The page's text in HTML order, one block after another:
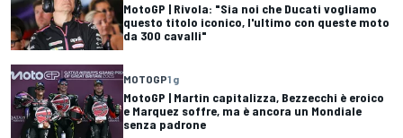
MotoGP | Rivola: "Sia noi che Ducati vogliamo
questo titolo iconico, l'ultimo con queste moto
da 300 cavalli"
MOTOGP1 g
MotoGP | Martin capitalizza, Bezzecchi è eroico
e Marquez soffre, ma è ancora un Mondiale
senza padrone